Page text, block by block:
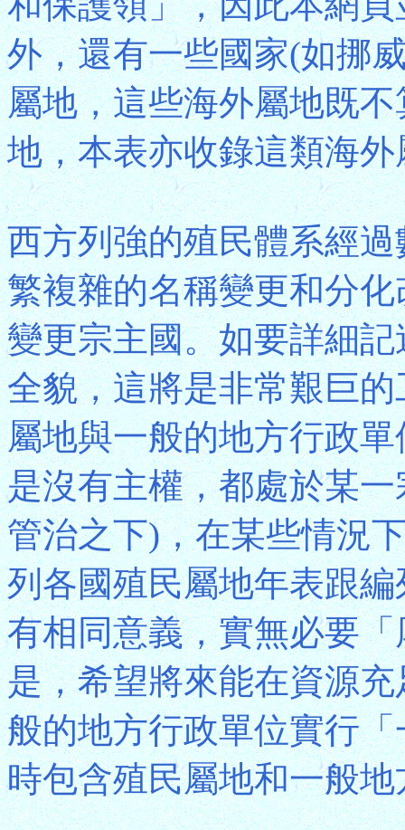
外，還有一些國家(如挪
屬地，這些海外屬地既
地，本表亦收錄這類海外
西方列強的殖民體系經
繁複雜的名稱變更和分
變更宗主國。如要詳細
全貌，這將是非常艱巨
屬地與一般的地方行政
是沒有主權，都處於某
管治之下)，在某些情況
列各國殖民屬地年表跟
有相同意義，實無必要
是，希望將來能在資源
般的地方行政單位實行
時包含殖民屬地和一般